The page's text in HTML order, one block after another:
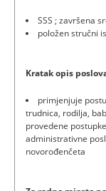
SSS ; završena
položen stručni
Kratak opis
primjenjuje
trudnica, rodilja,
provedene
administrativne
novorođenčeta